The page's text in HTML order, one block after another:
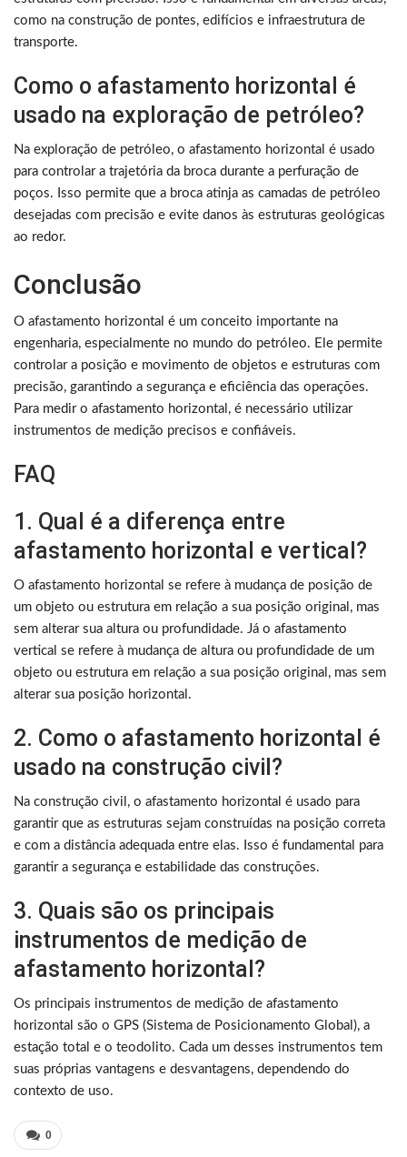
como na construção de pontes, edifícios e infraestrutura de
transporte.
Como o afastamento horizontal é
usado na exploração de petróleo?
Na exploração de petróleo, o afastamento horizontal é usado
para controlar a trajetória da broca durante a perfuração de
poços. Isso permite que a broca atinja as camadas de petróleo
desejadas com precisão e evite danos às estruturas geológicas
ao redor.
Conclusão
O afastamento horizontal é um conceito importante na
engenharia, especialmente no mundo do petróleo. Ele permite
controlar a posição e movimento de objetos e estruturas com
precisão, garantindo a segurança e eficiência das operações.
Para medir o afastamento horizontal, é necessário utilizar
instrumentos de medição precisos e confiáveis.
FAQ
1. Qual é a diferença entre
afastamento horizontal e vertical?
O afastamento horizontal se refere à mudança de posição de
um objeto ou estrutura em relação a sua posição original, mas
sem alterar sua altura ou profundidade. Já o afastamento
vertical se refere à mudança de altura ou profundidade de um
objeto ou estrutura em relação a sua posição original, mas sem
alterar sua posição horizontal.
2. Como o afastamento horizontal é
usado na construção civil?
Na construção civil, o afastamento horizontal é usado para
garantir que as estruturas sejam construídas na posição correta
e com a distância adequada entre elas. Isso é fundamental para
garantir a segurança e estabilidade das construções.
3. Quais são os principais
instrumentos de medição de
afastamento horizontal?
Os principais instrumentos de medição de afastamento
horizontal são o GPS (Sistema de Posicionamento Global), a
estação total e o teodolito. Cada um desses instrumentos tem
suas próprias vantagens e desvantagens, dependendo do
contexto de uso.
0